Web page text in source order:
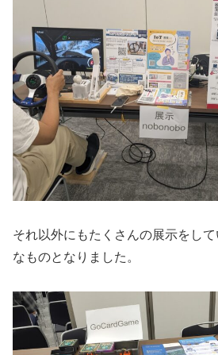
それ以外にもたくさんの展示をし
なものとなりました。